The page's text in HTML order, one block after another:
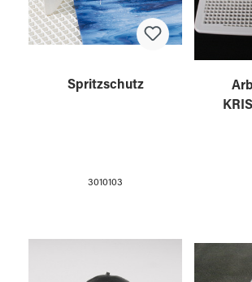
Spritzschutz
3010103